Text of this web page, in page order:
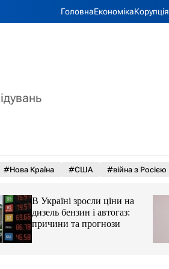
ГоловнаЕкономікаКорупція
#Нова Країна #США #війна з Росією
В Україні зросли ціни на
дизель бензин і автогаз:
причини та прогнози